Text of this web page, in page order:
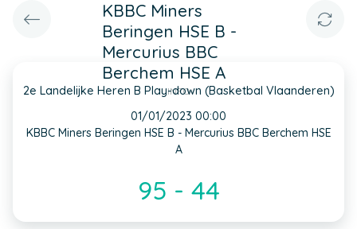
KBBC Miners
Beringen HSE B -
Mercurius BBC
Berchem HSE A
2e Landelijke Heren B Play-down (Basketbal Vlaanderen)
INFO
01/01/2023 00:00
KBBC Miners Beringen HSE B - Mercurius BBC Berchem HSE
A
95 - 44